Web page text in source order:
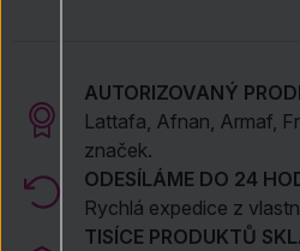
AUTORIZOVANÝ
Lattafa, Afnan, Armaf,
značek.
ODESÍLÁME DO 24
Rychlá expedice z
TISÍCE PRODUKTŮ